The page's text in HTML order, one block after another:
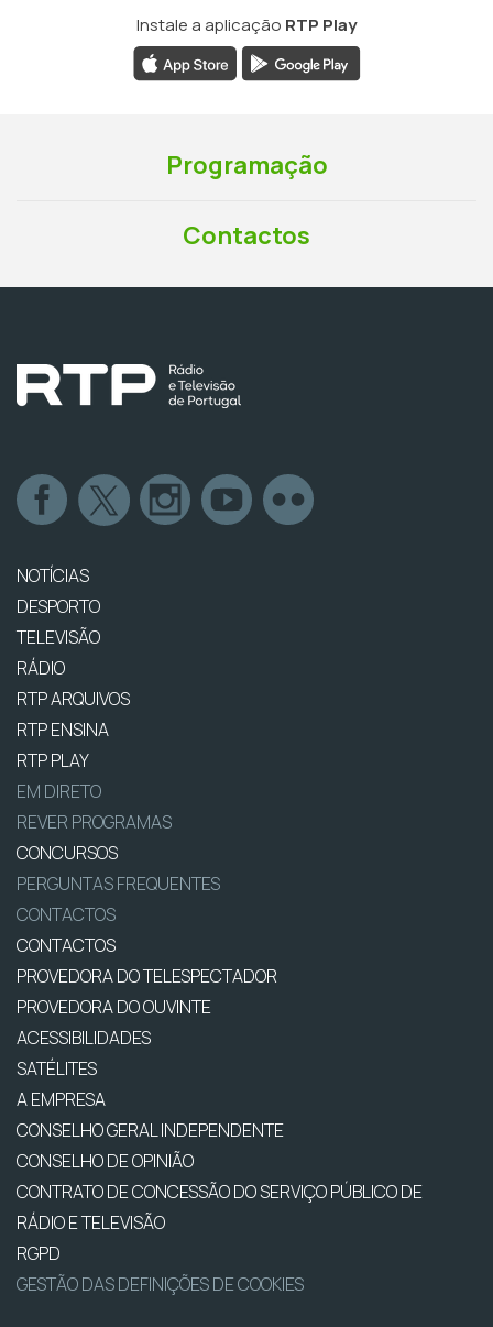
Instale a aplicação RTP Play
Programação
Contactos
NOTÍCIAS
DESPORTO
TELEVISÃO
RÁDIO
RTP ARQUIVOS
RTP ENSINA
RTP PLAY
EM DIRETO
REVER PROGRAMAS
CONCURSOS
PERGUNTAS FREQUENTES
CONTACTOS
CONTACTOS
PROVEDORA DO TELESPECTADOR
PROVEDORA DO OUVINTE
ACESSIBILIDADES
SATÉLITES
A EMPRESA
CONSELHO GERAL INDEPENDENTE
CONSELHO DE OPINIÃO
CONTRATO DE CONCESSÃO DO SERVIÇO PÚBLICO DE
RÁDIO E TELEVISÃO
RGPD
GESTÃO DAS DEFINIÇÕES DE COOKIES